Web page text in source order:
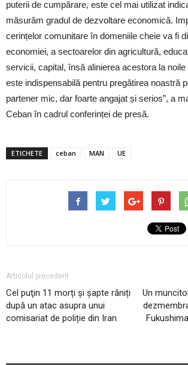
puterii de cumpărare, este cel mai utilizat
măsurăm gradul de dezvoltare economică.
cerințelor comunitare în domeniile cheie va fi
economiei, a sectoarelor din agricultură,
servicii, capital, însă alinierea acestora la noile
este indispensabilă pentru pregătirea noastră
partener mic, dar foarte angajat și serios”, a
Ceban în cadrul conferinței de presă.
ETICHETE ceban MAN UE
Articolul precedent
Cel puţin 11 morți și șapte răniți
după un atac asupra unui
comisariat de poliție din Iran
Un